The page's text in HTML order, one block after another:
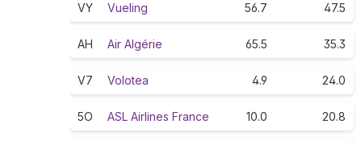
VY Vueling 56.7 47.5
AH Air Algérie 65.5 35.3
V7 Volotea 4.9 24.0
5O ASL Airlines France 10.0 20.8